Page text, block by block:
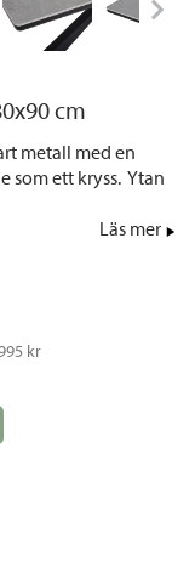
cm
metall med en
som ett kryss. Ytan
Läs mer
kr